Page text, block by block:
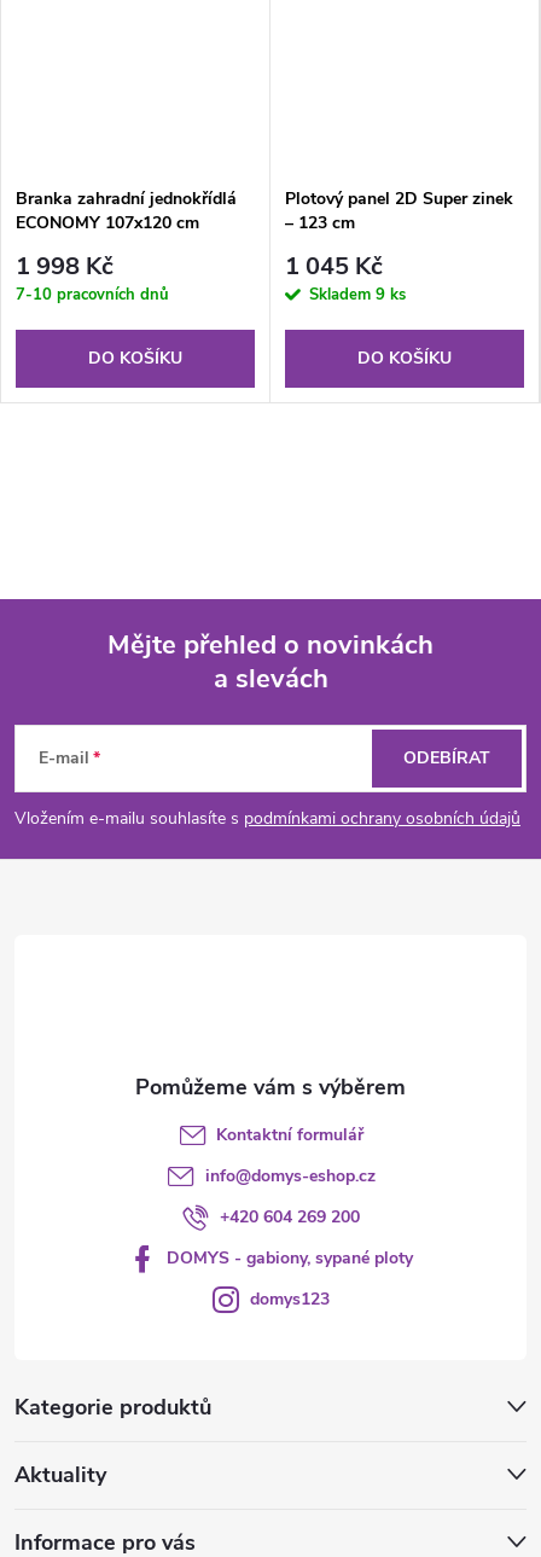
Branka zahradní jednokřídlá
ECONOMY 107x120 cm
1 998 Kč
7-10 pracovních dnů
DO KOŠÍKU
Plotový panel 2D Super zinek
– 123 cm
1 045 Kč
Skladem 9 ks
DO KOŠÍKU
p
a
Mějte přehled o novinkách
a slevách
E-mail
Vložením e-mailu souhlasíte s podmínkami ochrany osobních údajů
ODEBÍRAT
Kategorie produktů
Aktuality
Informace pro vás
Kontaktní formulář
info@domys-eshop.cz
+420 604 269 200
DOMYS - gabiony, sypané ploty
domys123